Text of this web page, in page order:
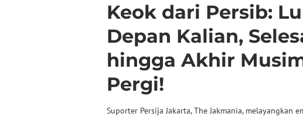
Keok dari Persib:
Depan Kalian,
hingga Akhir
Pergi!
Suporter Persija Jakarta, The Jakmania,